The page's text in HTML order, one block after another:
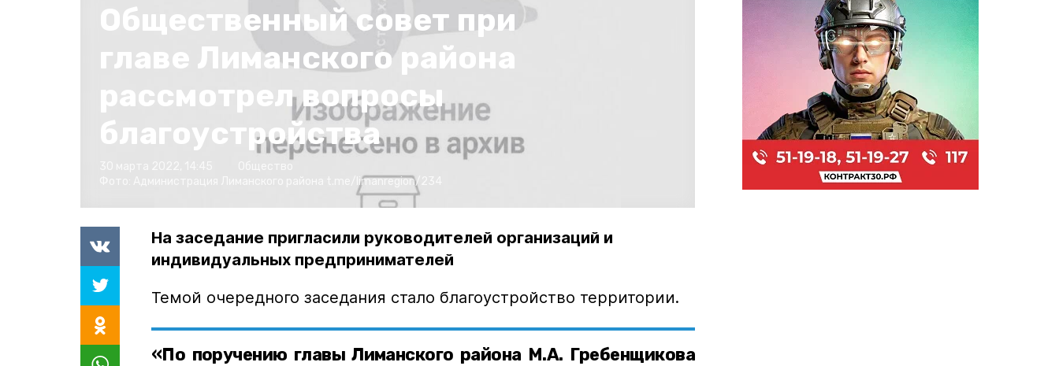
Общественный совет при
главе Лиманского района
рассмотрел вопросы
благоустройства
t.me/limanregion/234
На заседание пригласили руководителей организаций и
индивидуальных предпринимателей
Темой очередного заседания стало благоустройство территории.
«По поручению главы Лиманского района М.А. Гребенщикова